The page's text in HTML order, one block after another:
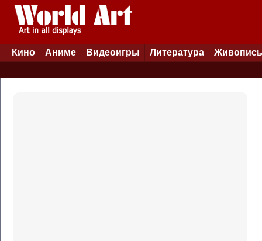
Кино Аниме Видеоигры Литература Живопись